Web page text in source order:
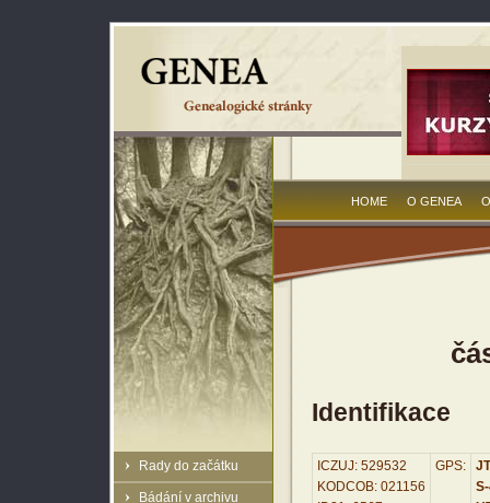
Rady do začátku
Bádání v archivu
HOME O GENEA
Identifikace
ICZUJ: 529532
KODCOB: 021156
GPS: